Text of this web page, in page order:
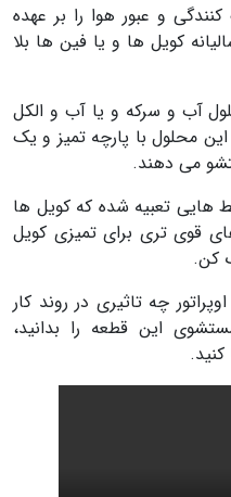
و عبور هوا را بر عهده
کویل ها و یا فین ها بلا
آب و سرکه و یا آب و الکل
محلول با پارچه تمیز و یک
می دهند.
هایی تعبیه شده که کویل ها
قوی تری برای تمیزی کویل
کن.
چه تاثیری در روند کار
این قطعه را بدانید،